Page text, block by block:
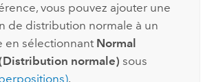
vous pouvez ajouter une
de distribution normale à un
en sélectionnant Normal
normale) sous
.